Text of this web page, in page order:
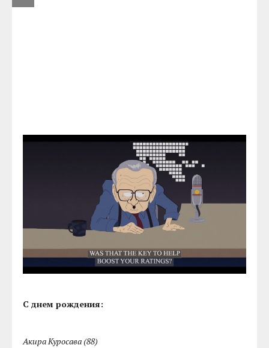
С днем рождения:
Акира Куросава (88)